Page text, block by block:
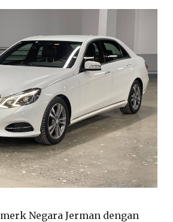
merk Negara Jerman dengan